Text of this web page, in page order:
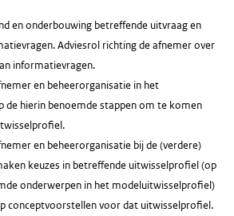
en onderbouwing betreffende uitvraag en
Adviesrol richting de afnemer over
informatievragen.
en beheerorganisatie in het
de hierin benoemde stappen om te komen
en beheerorganisatie bij de (verdere)
keuzes in betreffende uitwisselprofiel (op
onderwerpen in het modeluitwisselprofiel)
conceptvoorstellen voor dat uitwisselprofiel.